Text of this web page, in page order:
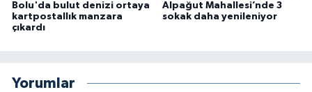
Bolu'da bulut denizi ortaya
kartpostallık manzara
çıkardı
Alpağut Mahallesi’nde 3
sokak daha yenileniyor
Yorumlar